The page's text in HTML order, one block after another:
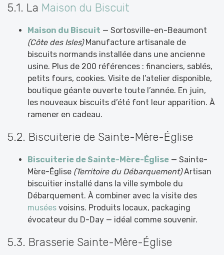
5.1. La Maison du Biscuit
Maison du Biscuit — Sortosville-en-Beaumont
(Côte des Isles)Manufacture artisanale de
biscuits normands installée dans une ancienne
usine. Plus de 200 références : financiers, sablés,
petits fours, cookies. Visite de l’atelier disponible,
boutique géante ouverte toute l’année. En juin,
les nouveaux biscuits d’été font leur apparition. À
ramener en cadeau.
5.2. Biscuiterie de Sainte-Mère-Église
Biscuiterie de Sainte-Mère-Église — Sainte-
Mère-Église (Territoire du Débarquement)Artisan
biscuitier installé dans la ville symbole du
Débarquement. À combiner avec la visite des
musées voisins. Produits locaux, packaging
évocateur du D-Day — idéal comme souvenir.
5.3. Brasserie Sainte-Mère-Église